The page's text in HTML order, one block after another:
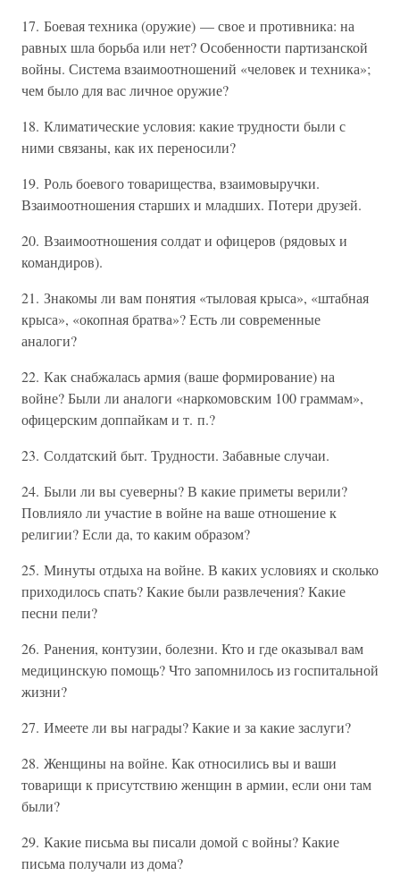
17. Боевая техника (оружие) — свое и противника: на
равных шла борьба или нет? Особенности партизанской
войны. Система взаимоотношений «человек и техника»;
чем было для вас личное оружие?
18. Климатические условия: какие трудности были с
ними связаны, как их переносили?
19. Роль боевого товарищества, взаимовыручки.
Взаимоотношения старших и младших. Потери друзей.
20. Взаимоотношения солдат и офицеров (рядовых и
командиров).
21. Знакомы ли вам понятия «тыловая крыса», «штабная
крыса», «окопная братва»? Есть ли современные
аналоги?
22. Как снабжалась армия (ваше формирование) на
войне? Были ли аналоги «наркомовским 100 граммам»,
офицерским доппайкам и т. п.?
23. Солдатский быт. Трудности. Забавные случаи.
24. Были ли вы суеверны? В какие приметы верили?
Повлияло ли участие в войне на ваше отношение к
религии? Если да, то каким образом?
25. Минуты отдыха на войне. В каких условиях и сколько
приходилось спать? Какие были развлечения? Какие
песни пели?
26. Ранения, контузии, болезни. Кто и где оказывал вам
медицинскую помощь? Что запомнилось из госпитальной
жизни?
27. Имеете ли вы награды? Какие и за какие заслуги?
28. Женщины на войне. Как относились вы и ваши
товарищи к присутствию женщин в армии, если они там
были?
29. Какие письма вы писали домой с войны? Какие
письма получали из дома?